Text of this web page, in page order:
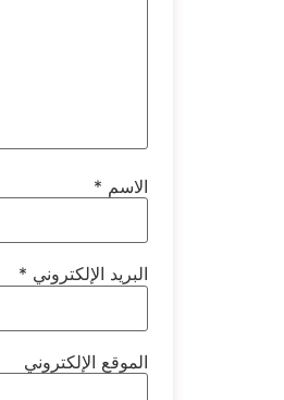
الاسم *
البريد الإلكتروني *
الموقع الإلكتروني